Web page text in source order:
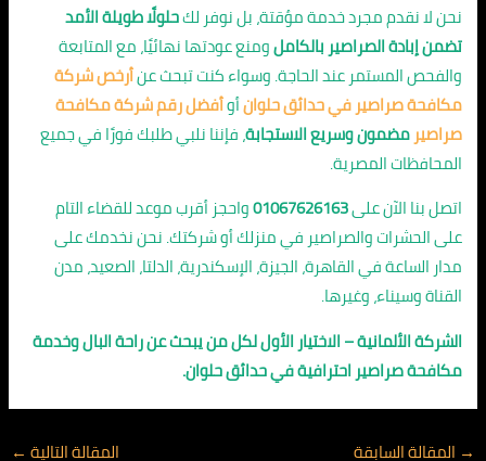
نحن لا نقدم مجرد خدمة مؤقتة، بل نوفر لكحلولًا طويلة الأمد
تضمن إبادة الصراصير بالكاملومنع عودتها نهائيًا، مع المتابعة
والفحص المستمر عند الحاجة. وسواء كنت تبحث عنأرخص شركة
مكافحة صراصير في حدائق حلوانأوأفضل رقم شركة مكافحة
صراصيرمضمون وسريع الاستجابة، فإننا نلبي طلبك فورًا في جميع
المحافظات المصرية.
اتصل بنا الآن على01067626163واحجز أقرب موعد للقضاء التام
على الحشرات والصراصير في منزلك أو شركتك. نحن نخدمك على
مدار الساعة في القاهرة، الجيزة، الإسكندرية، الدلتا، الصعيد، مدن
القناة وسيناء، وغيرها.
الشركة الألمانية – الاختيار الأول لكل من يبحث عن راحة البال وخدمة
مكافحة صراصير احترافية في حدائق حلوان.
→ المقالة السابقة المقالة التالية ←